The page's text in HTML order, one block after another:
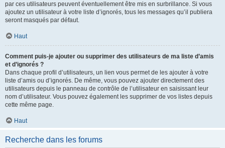
par ces utilisateurs peuvent éventuellement être mis en surbrillance. Si vous
ajoutez un utilisateur à votre liste d’ignorés, tous les messages qu’il publiera
seront masqués par défaut.
Haut
Comment puis-je ajouter ou supprimer des utilisateurs de ma liste d’amis
et d’ignorés ?
Dans chaque profil d’utilisateurs, un lien vous permet de les ajouter à votre
liste d’amis ou d’ignorés. De même, vous pouvez ajouter directement des
utilisateurs depuis le panneau de contrôle de l’utilisateur en saisissant leur
nom d’utilisateur. Vous pouvez également les supprimer de vos listes depuis
cette même page.
Haut
Recherche dans les forums